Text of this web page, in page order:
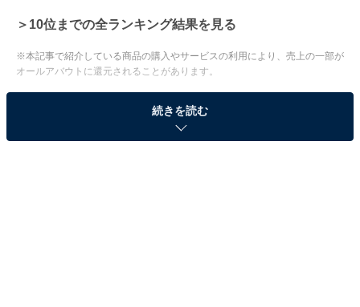
＞10位までの全ランキング結果を見る
※本記事で紹介している商品の購入やサービスの利用により、売上の一部が
オールアバウトに還元されることがあります。
2位：野呂佳代（『銀河の一票』）／41票
続きを読む